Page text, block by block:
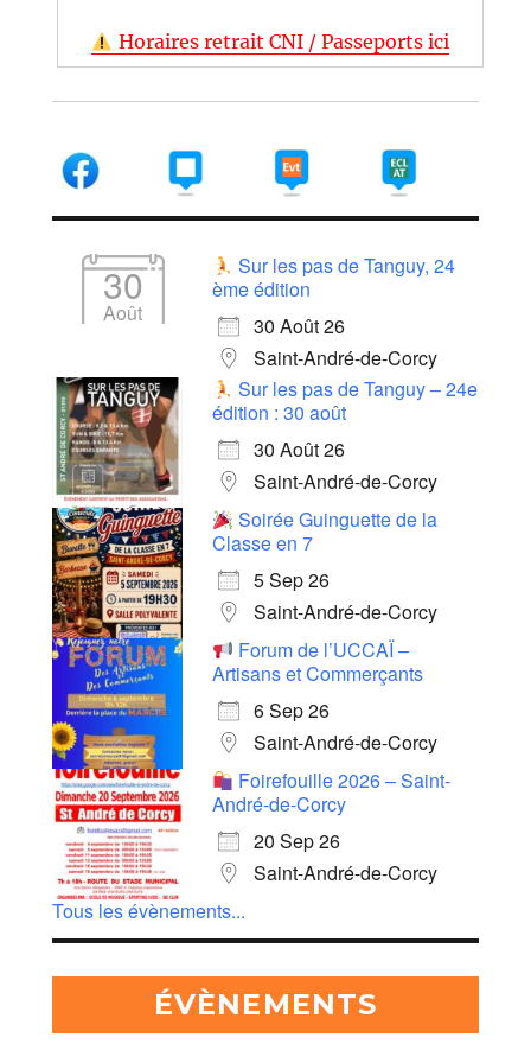
Horaires retrait CNI / Passeports ici
30
Août
Sur les pas de Tanguy, 24
ème édition
30 Août 26
Saint-André-de-Corcy
Sur les pas de Tanguy – 24e
édition : 30 août
30 Août 26
Saint-André-de-Corcy
Soirée Guinguette de la
Classe en 7
5 Sep 26
Saint-André-de-Corcy
Forum de l’UCCAÏ –
Artisans et Commerçants
6 Sep 26
Saint-André-de-Corcy
Foirefouille 2026 – Saint-
André-de-Corcy
20 Sep 26
Saint-André-de-Corcy
Tous les évènements...
ÉVÈNEMENTS